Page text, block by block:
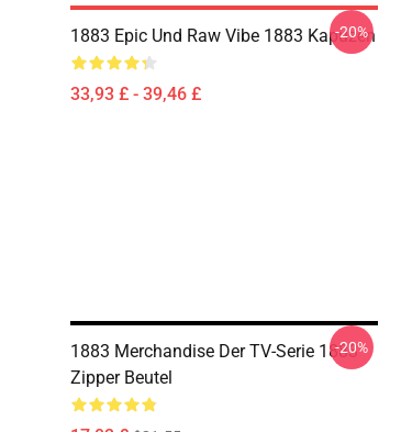
1883 Epic Und Raw Vibe 1883 Kapuzen
33,93 £ - 39,46 £
-20%
1883 Merchandise Der TV-Serie 1883
Zipper Beutel
-20%